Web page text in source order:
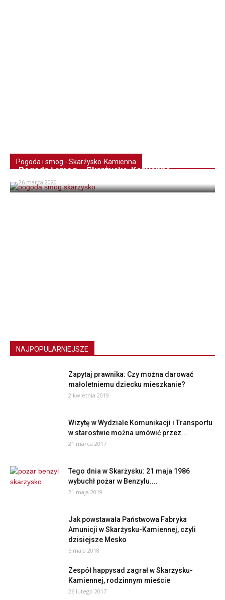
Pogoda i smog - Skarżysko-Kamienna
Pogoda i smog – Skarżysko-Kamienna
26 marca 2020
NAJPOPULARNIEJSZE
Zapytaj prawnika: Czy można darować
małoletniemu dziecku mieszkanie?
2 kwietnia 2019
Wizytę w Wydziale Komunikacji i Transportu
w starostwie można umówić przez...
21 marca 2017
Tego dnia w Skarżysku: 21 maja 1986
wybuchł pożar w Benzylu....
21 maja 2019
Jak powstawała Państwowa Fabryka
Amunicji w Skarżysku-Kamiennej, czyli
dzisiejsze Mesko
5 maja 2018
Zespół happysad zagrał w Skarżysku-
Kamiennej, rodzinnym mieście
26 lutego 2017